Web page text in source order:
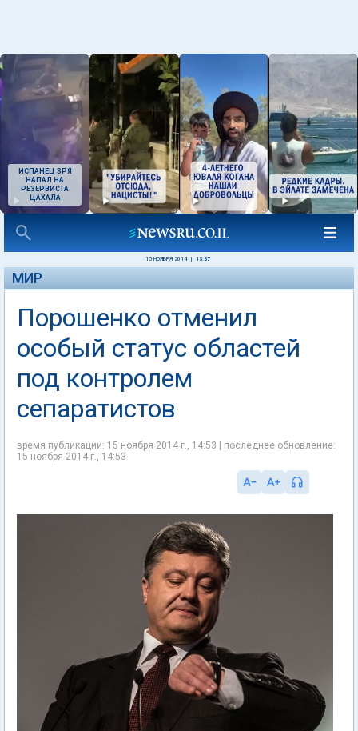
ИСПАНЕЦ ЗРЯ
НАПАЛ НА
РЕЗЕРВИСТА
ЦАХАЛА
15 НОЯБРЯ 2014 13:37
МИР
Порошенко отменил
особый статус областей
под контролем
сепаратистов
время публикации: 15 ноября 2014 г., 14:53 | последнее обновление:
15 ноября 2014 г., 14:53